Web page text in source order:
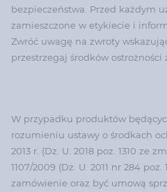
bezpieczeństwa. Przed każdym
zamieszczone w etykiecie i
Zwróć uwagę na zwroty
przestrzegaj środków
W przypadku produktów
rozumieniu ustawy o środkach
2013 r. (Dz. U. 2018 poz. 1310 ze
1107/2009 (Dz. U. 2011 nr 284 poz.
zamówienie oraz być umową